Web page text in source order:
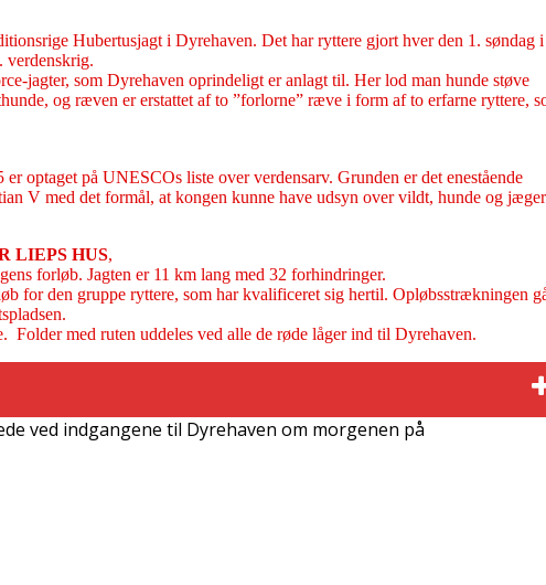
Hubertusjagt i Dyrehaven. Det har ryttere gjort hver den 1. søndag i
verdenskrig.
jagter, som Dyrehaven oprindeligt er anlagt til. Her lod man hunde støve
og ræven er erstattet af to ”forlorne” ræve i form af to erfarne ryttere,
optaget på UNESCOs liste over verdensarv. Grunden er det enestående
V med det formål, at kongen kunne have udsyn over vildt, hunde og
LIEPS HUS,
forløb. Jagten er 11 km lang med 32 forhindringer.
for den gruppe ryttere, som har kvalificeret sig hertil. Opløbsstrækningen
med ruten uddeles ved alle de røde låger ind til Dyrehaven.
ved indgangene til Dyrehaven om morgenen på